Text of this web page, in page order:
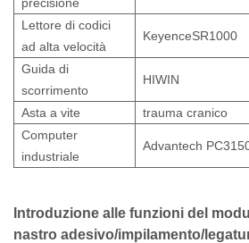
Lettore di codici
ad alta velocità
KeyenceSR1000
Guida di
scorrimento
HIWIN
Asta a vite
trauma cranico
Computer
industriale
Advantech
Introduzione alle funzioni del
nastro adesivo/impilamento/